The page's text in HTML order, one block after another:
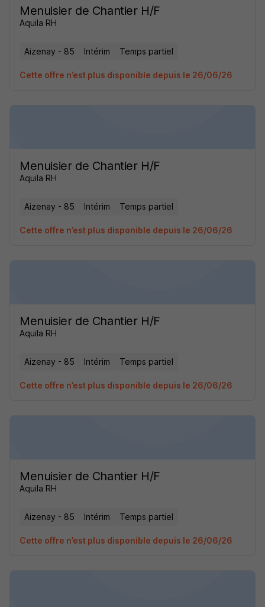
Menuisier de Chantier H/F
Aquila RH
Aizenay - 85 Intérim Temps partiel
Cette offre n’est plus disponible depuis le 26/06/26
Menuisier de Chantier H/F
Aquila RH
Aizenay - 85 Intérim Temps partiel
Cette offre n’est plus disponible depuis le 26/06/26
Menuisier de Chantier H/F
Aquila RH
Aizenay - 85 Intérim Temps partiel
Cette offre n’est plus disponible depuis le 26/06/26
Menuisier de Chantier H/F
Aquila RH
Aizenay - 85 Intérim Temps partiel
Cette offre n’est plus disponible depuis le 26/06/26